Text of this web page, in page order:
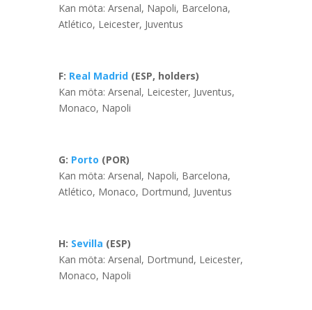
Kan möta: Arsenal, Napoli, Barcelona,
Atlético, Leicester, Juventus
F: Real Madrid (ESP, holders)
Kan möta: Arsenal, Leicester, Juventus,
Monaco, Napoli
G: Porto (POR)
Kan möta: Arsenal, Napoli, Barcelona,
Atlético, Monaco, Dortmund, Juventus
H: Sevilla (ESP)
Kan möta: Arsenal, Dortmund, Leicester,
Monaco, Napoli